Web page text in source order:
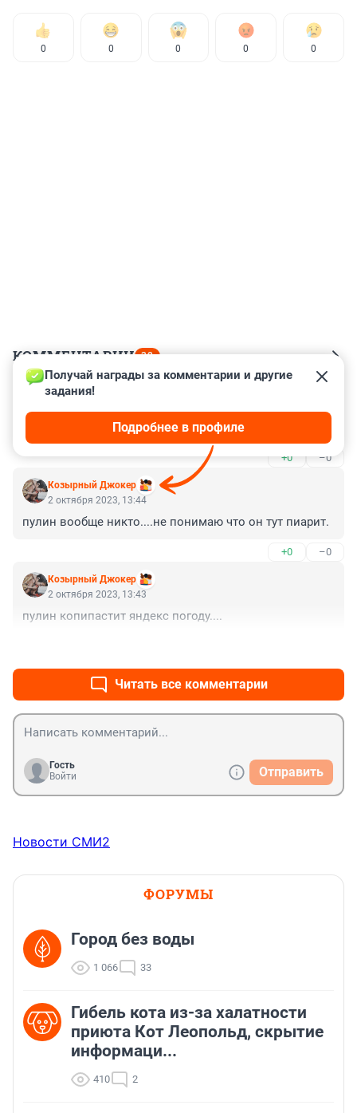
0 0 0 0 0
КОММЕНТАРИИ 32
Гость
фото к статье прикольное!
+0 –0
Козырный Джокер
Получай награды за комментарии и другие
задания!
Подробнее в профиле
2 октября 2023, 13:44
пулин вообще никто....не понимаю что он тут пиарит.
+0 –0
Козырный Джокер
2 октября 2023, 13:43
пулин копипастит яндекс погоду....
Читать все комментарии
Гость
Войти
Отправить
Новости СМИ2
ФОРУМЫ
Город без воды
1 066 33
Гибель кота из-за халатности
приюта Кот Леопольд, скрытиe
информаци...
410 2